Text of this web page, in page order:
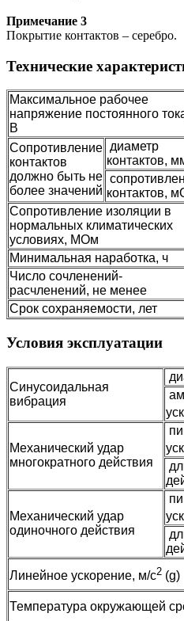
Примечание 3
Покрытие контактов – серебро.
Технические
Максимальное рабочее
напряжение постоянного
В
Сопротивление
контактов
должно быть не
более значений
диаметр
контактов,
контактов,
Сопротивление изоляции в
нормальных климатических
условиях, МОм
Минимальная наработка, ч
Число сочленений-
расчленений, не менее
Срок сохраняемости, лет
Условия эксплуатации
Синусоидальная
вибрация
Механический удар
многократного действия
Механический удар
одиночного действия
Линейное ускорение, м/с2 (g)
Температура окружающей